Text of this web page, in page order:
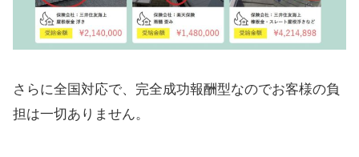
さらに全国対応で、完全成功報酬型なのでお客様の負
担は一切ありません。